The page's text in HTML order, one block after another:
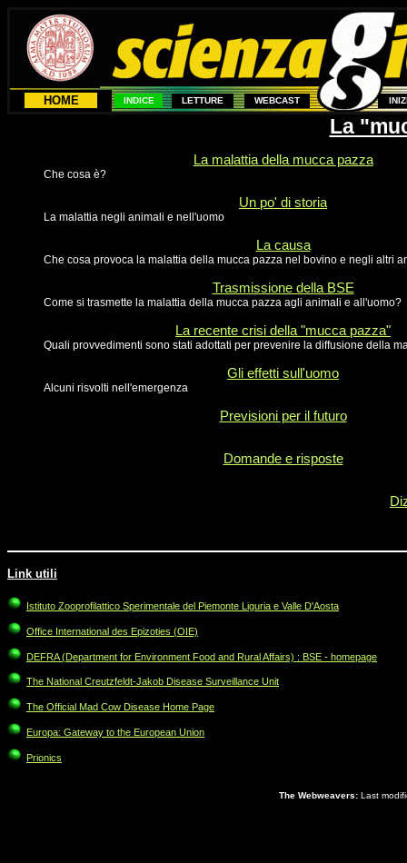
HOME INDICE LETTURE WEBCAST
La
La malattia della mucca pazza
Che cosa è?
Un po' di storia
La malattia negli animali e nell'uomo
La causa
Che cosa provoca la malattia della mucca pazza nel bovino e negli altri
Trasmissione della BSE
Come si trasmette la malattia della mucca pazza agli animali e all'uomo?
La recente crisi della "mucca pazza"
Quali provvedimenti sono stati adottati per prevenire la diffusione della
Gli effetti sull'uomo
Alcuni risvolti nell'emergenza
Previsioni per il futuro
Domande e risposte
Link utili
Istituto Zooprofilattico Sperimentale del Piemonte Liguria e Valle D'Aosta
Office International des Epizoties (OIE)
DEFRA (Department for Environment Food and Rural Affairs) : BSE - homepage
The National Creutzfeldt-Jakob Disease Surveillance Unit
The Official Mad Cow Disease Home Page
Europa: Gateway to the European Union
Prionics
The Webweavers: Last